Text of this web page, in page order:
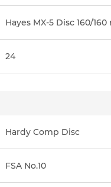
Hayes MX-5 Disc 160/
24
Hardy Comp Disc
FSA No.10